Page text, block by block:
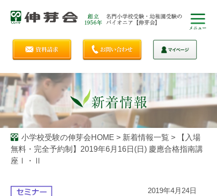
小学校受験の伸芽会HOME > 新着情報一覧 >
【入場
無料・完全予約制】2019年6月16日(日) 慶應合格指南講
座Ⅰ・Ⅱ
2019年4月24日